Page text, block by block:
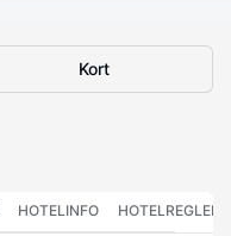
Kort
HOTELINFO HOTELREGLER